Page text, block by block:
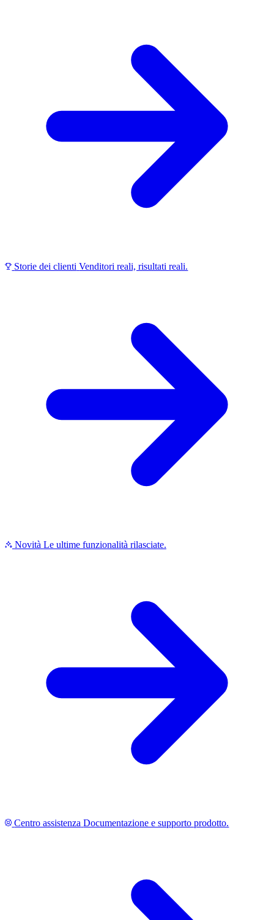
Storie dei clienti Venditori reali, risultati reali.
Novità Le ultime funzionalità rilasciate.
Centro assistenza Documentazione e supporto prodotto.